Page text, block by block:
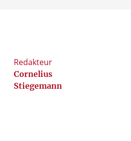
Redakteur
Cornelius
Stiegemann